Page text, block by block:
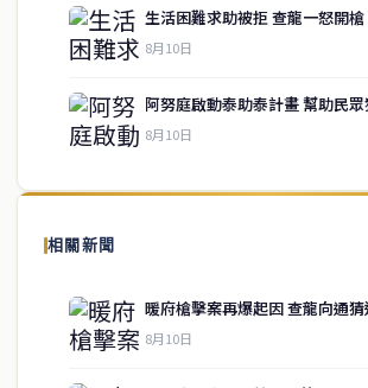
生活困難求助被拒 查龍一怒開槍
8月10日
阿努庭啟動泰助泰計畫 幫助民
8月10日
相關新聞
暖府槍擊案再爆起因 查龍向通
8月10日
關於我們
泰國中文新聞（TCN）是一家總部設於曼谷的中
供即時、客觀、多元的中文新聞內容。
service@thaichinesenews.com